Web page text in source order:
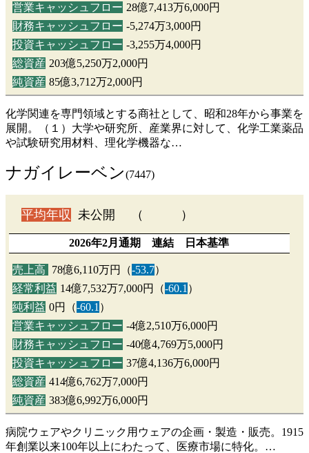
営業キャッシュフロー 28億7,413万6,000円
財務キャッシュフロー -5,274万3,000円
投資キャッシュフロー -3,255万4,000円
総資産 203億5,250万2,000円
純資産 85億3,712万2,000円
化学関連を専門領域とする商社として、昭和28年から事業を
展開。（１）大学や研究所、産業界に対して、化学工業薬品
や試験研究用材料、理化学機器な…
ナガイレーベン(7447)
平均年収 未公開 （ ）
2026年2月通期 連結 日本基準
売上高 78億6,110万円（-53.7）
経常利益 14億7,532万7,000円（-60.1 ）
純利益 0円（-60.1 ）
営業キャッシュフロー -4億2,510万6,000円
財務キャッシュフロー -40億4,769万5,000円
投資キャッシュフロー 37億4,136万6,000円
総資産 414億6,762万7,000円
純資産 383億6,992万6,000円
病院ウェアやクリニック用ウェアの企画・製造・販売。1915
年創業以来100年以上にわたって、医療市場に特化。…